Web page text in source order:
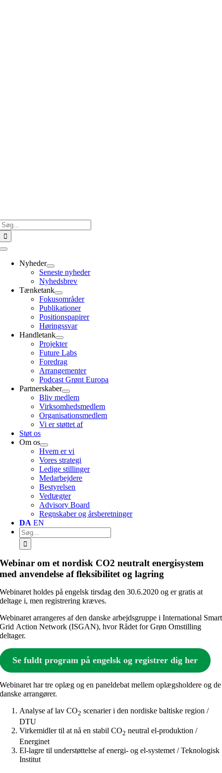
Toggle
NavigationNyheder
Seneste nyheder
Nyhedsbrev
Tænketank
Fokusområder
Publikationer
Positionspapirer
Høringssvar
Handletank
Projekter
Future Labs
Foredrag
Arrangementer
Podcast Grønt Europa
Partnerskaber
Bliv medlem
Virksomhedsmedlem
Organisationsmedlem
Vi er støttet af
Støt os
Om os
Hvem er vi
Vores strategi
Ledige stillinger
Medarbejdere
Bestyrelsen
Vedtægter
Advisory Board
Regnskaber og årsberetninger
DA EN
Søg
efter:
Webinar om et nordisk CO2 neutralt energisystem
med anvendelse af fleksibilitet og lagring
Webinaret holdes på engelsk tirsdag den 30.6.2020 og er gratis at
deltage i, men registrering kræves.
Webinaret arrangeres af den danske arbejdsgruppe i International Smart
Grid Action Network (ISGAN), hvor Rådet for Grøn Omstilling
deltager.
Se fuldt program på engelsk og registrer dig her
Webinaret har tre oplæg og en paneldebat mellem oplægsholdere og de
danske arrangører.
Analyse af lav CO2 scenarier i den nordiske baltiske region /
DTU
Virkemidler til at nå en stabil CO2 neutral el-produktion /
Energinet
El-lagre til understøttelse af energi- og el-systemet / Teknologisk
Institut